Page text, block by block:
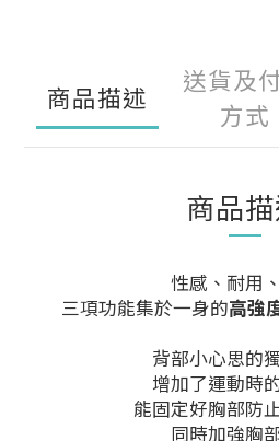
商品描述
送貨及
方式
商品
性感、耐用
三項功能集於一身的高強
背部小心思的
增加了運動時
能固定好胸部防
同時加強胸